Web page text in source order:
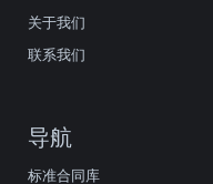
关于我们
联系我们
导航
标准合同库